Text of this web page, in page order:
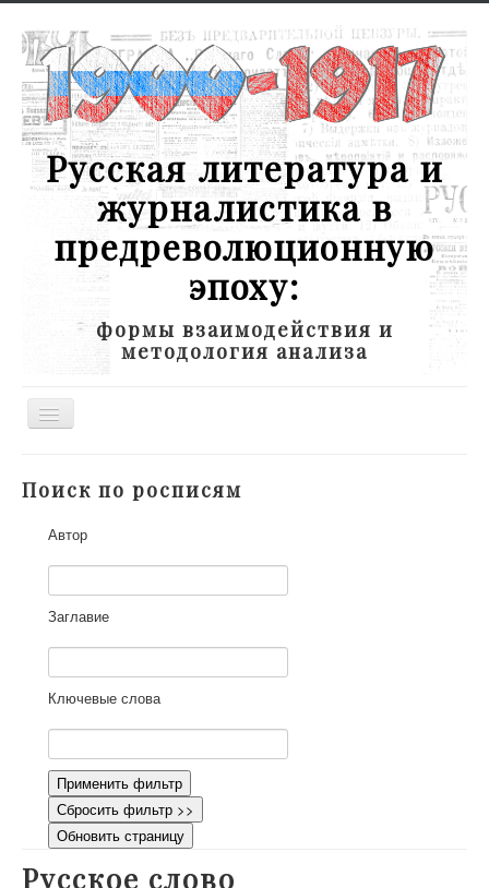
Русская литература и
журналистика в
предреволюционную
эпоху:
формы взаимодействия и
методология анализа
Toggle
Участники
Научная работа
Как работать с сайтом
Контакты
Поиск по росписям
Автор
Заглавие
Ключевые слова
Применить фильтр
Сбросить фильтр >>
Обновить страницу
Русское слово